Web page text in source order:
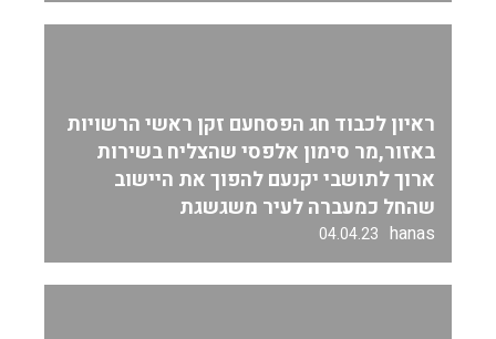
ראיון לכבוד חג הפסחעם זקן ראשי הרשויות
באזור,מר סימון אלפסי שהצליח בשירות
ארוך לתושבי יקנעם להפוך את היישוב
שהחל כמעברה לעיר משגשגת
hanas
04.04.23